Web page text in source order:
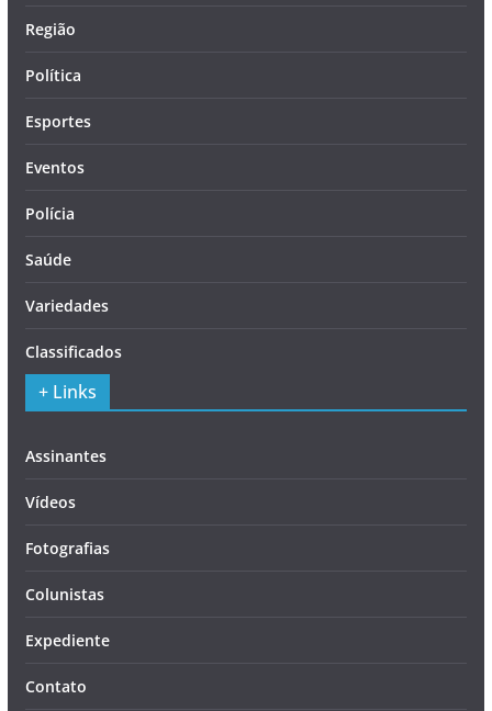
Região
Política
Esportes
Eventos
Polícia
Saúde
Variedades
Classificados
+ Links
Assinantes
Vídeos
Fotografias
Colunistas
Expediente
Contato